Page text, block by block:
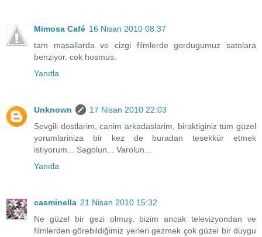
Mimosa Café 16 Nisan 2010 08:37
tam masallarda ve cizgi filmlerde gordugumuz satolara
benziyor. cok hosmus.
Yanıtla
Unknown
17 Nisan 2010 22:03
Sevgili dostlarim, canim arkadaslarim, biraktiginiz tüm güzel
yorumlariniza bir kez de buradan tesekkür etmek
istiyorum... Sagolun... Varolun...
Yanıtla
casminella 21 Nisan 2010 15:32
Ne güzel bir gezi olmuş, bizim ancak televizyondan ve
filmlerden görebildiğimiz yerleri gezmek çok güzel bir duygu